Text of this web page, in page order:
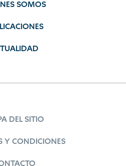
SOMOS
DEL SITIO
Y CONDICIONES